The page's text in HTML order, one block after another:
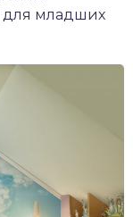
для младших